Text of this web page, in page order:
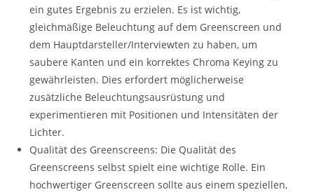
ein gutes Ergebnis zu erzielen. Es ist wichtig,
gleichmäßige Beleuchtung auf dem Greenscreen und
dem Hauptdarsteller/Interviewten zu haben, um
saubere Kanten und ein korrektes Chroma Keying zu
gewährleisten. Dies erfordert möglicherweise
zusätzliche Beleuchtungsausrüstung und
experimentieren mit Positionen und Intensitäten der
Lichter.
Qualität des Greenscreens: Die Qualität des
Greenscreens selbst spielt eine wichtige Rolle. Ein
hochwertiger Greenscreen sollte aus einem speziellen,